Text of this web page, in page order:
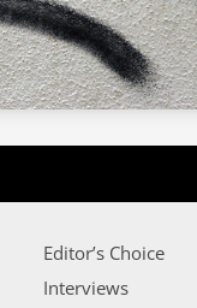
Editor’s Choice
Interviews